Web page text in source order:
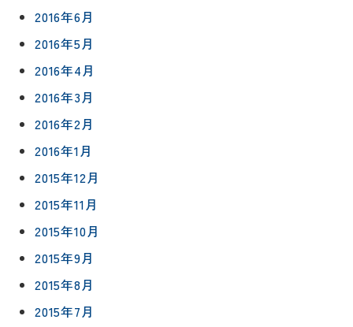
2016年6月
2016年5月
2016年4月
2016年3月
2016年2月
2016年1月
2015年12月
2015年11月
2015年10月
2015年9月
2015年8月
2015年7月